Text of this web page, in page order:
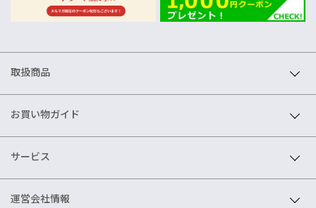
取扱商品
お買い物ガイド
サービス
運営会社情報